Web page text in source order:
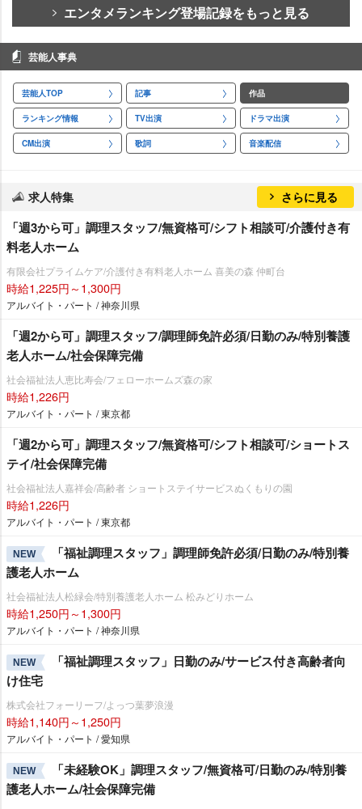
エンタメランキング登場記録をもっと見る
芸能人事典
芸能人TOP 記事 作品
ランキング情報 TV出演 ドラマ出演
CM出演 歌詞 音楽配信
求人特集 さらに見る
「週3から可」調理スタッフ/無資格可/シフト相談可/介護付き有
料老人ホーム
有限会社プライムケア/介護付き有料老人ホーム 喜美の森 仲町台
時給1,225円～1,300円
アルバイト・パート / 神奈川県
「週2から可」調理スタッフ/調理師免許必須/日勤のみ/特別養護
老人ホーム/社会保障完備
社会福祉法人恵比寿会/フェローホームズ森の家
時給1,226円
アルバイト・パート / 東京都
「週2から可」調理スタッフ/無資格可/シフト相談可/ショートス
テイ/社会保障完備
社会福祉法人嘉祥会/高齢者 ショートステイサービスぬくもりの園
時給1,226円
アルバイト・パート / 東京都
NEW
「福祉調理スタッフ」調理師免許必須/日勤のみ/特別養
護老人ホーム
社会福祉法人松緑会/特別養護老人ホーム 松みどりホーム
時給1,250円～1,300円
アルバイト・パート / 神奈川県
NEW
「福祉調理スタッフ」日勤のみ/サービス付き高齢者向
け住宅
株式会社フォーリーフ/よっつ葉夢浪漫
時給1,140円～1,250円
アルバイト・パート / 愛知県
NEW
「未経験OK」調理スタッフ/無資格可/日勤のみ/特別養
護老人ホーム/社会保障完備